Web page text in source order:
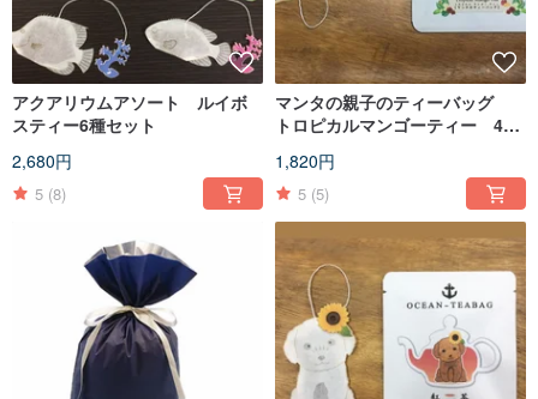
アクアリウムアソート ルイボ
スティー6種セット
2,680円
5 (8)
マンタの親子のティーバッグ
トロピカルマンゴーティー 4袋
1,820円
5 (5)